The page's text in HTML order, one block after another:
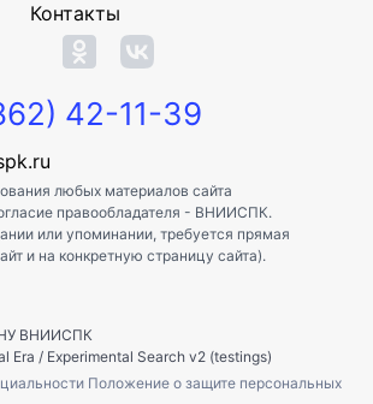
Контакты
42-11-39
любых материалов сайта
правообладателя - ВНИИСПК.
или упоминании, требуется прямая
и на конкретную страницу сайта).
ВНИИСПК
Era / Experimental Search v2 (testings)
Положение о защите персональных